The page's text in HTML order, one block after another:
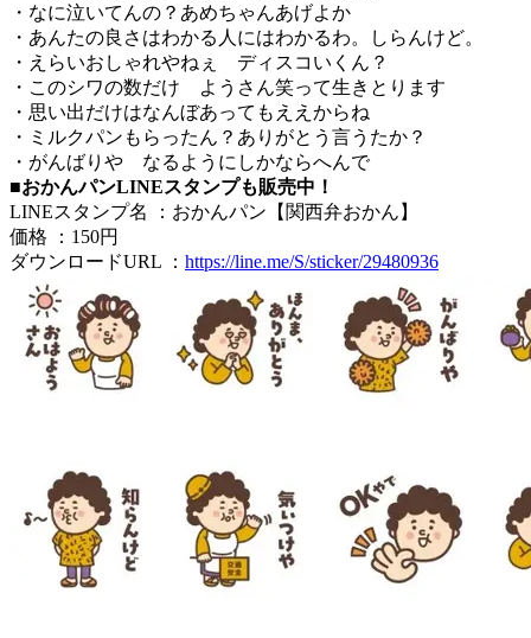
・なに泣いてんの？あめちゃんあげよか
・あんたの良さはわかる人にはわかるわ。しらんけど。
・えらいおしゃれやねぇ ディスコいくん？
・このシワの数だけ ようさん笑って生きとります
・思い出だけはなんぼあってもええからね
・ミルクパンもらったん？ありがとう言うたか？
・がんばりや なるようにしかならへんで
■おかんパンLINEスタンプも販売中！
LINEスタンプ名 ：おかんパン【関西弁おかん】
価格 ：150円
ダウンロードURL ： https://line.me/S/sticker/29480936